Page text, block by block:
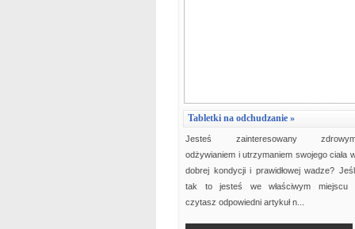
Tabletki na odchudzanie »
Jesteś zainteresowany
odżywianiem i utrzymaniem swojego ciała
dobrej kondycji i prawidłowej wadze?
tak to jesteś we właściwym miejscu
czytasz odpowiedni artykuł n...